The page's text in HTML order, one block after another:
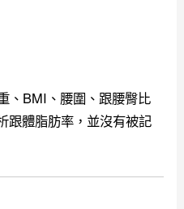
、BMI、腰圍、跟腰臀比
跟體脂肪率，並沒有被記